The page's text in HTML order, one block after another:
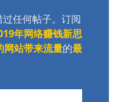
任何帖子。订阅
年网络赚钱新思
网站带来流量的最